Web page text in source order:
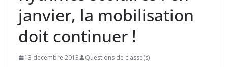
janvier, la mobilisation
doit continuer !
13 décembre 2013 Questions de classe(s)